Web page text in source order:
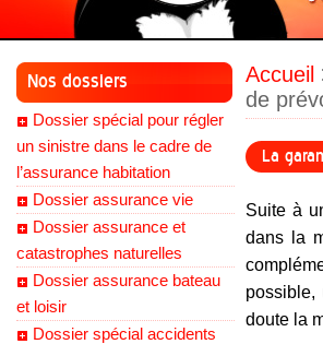
Nos dossiers
Dossier spécial pour régler
un sinistre dans le cadre de
l’assurance habitation
Dossier assurance vie
Dossier assurance et
catastrophes naturelles
Dossier assurance bateau
et loisir
Dossier spécial accidents
Accueil
de
La
Suite à
dans la
doute la